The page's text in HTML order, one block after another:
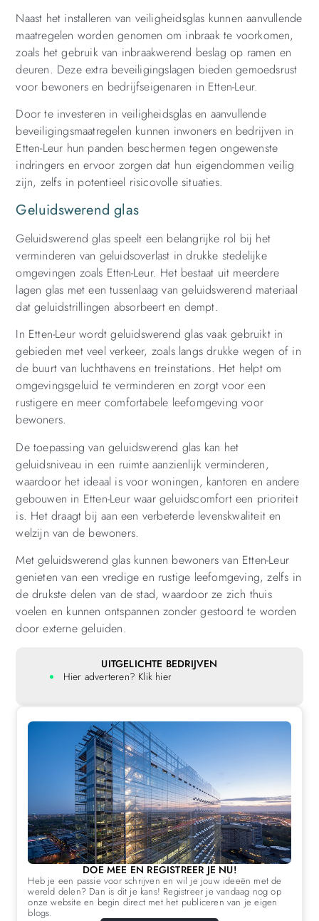
Naast het installeren van veiligheidsglas kunnen aanvullende
maatregelen worden genomen om inbraak te voorkomen,
zoals het gebruik van inbraakwerend beslag op ramen en
deuren. Deze extra beveiligingslagen bieden gemoedsrust
voor bewoners en bedrijfseigenaren in Etten-Leur.
Door te investeren in veiligheidsglas en aanvullende
beveiligingsmaatregelen kunnen inwoners en bedrijven in
Etten-Leur hun panden beschermen tegen ongewenste
indringers en ervoor zorgen dat hun eigendommen veilig
zijn, zelfs in potentieel risicovolle situaties.
Geluidswerend glas
Geluidswerend glas speelt een belangrijke rol bij het
verminderen van geluidsoverlast in drukke stedelijke
omgevingen zoals Etten-Leur. Het bestaat uit meerdere
lagen glas met een tussenlaag van geluidswerend materiaal
dat geluidstrillingen absorbeert en dempt.
In Etten-Leur wordt geluidswerend glas vaak gebruikt in
gebieden met veel verkeer, zoals langs drukke wegen of in
de buurt van luchthavens en treinstations. Het helpt om
omgevingsgeluid te verminderen en zorgt voor een
rustigere en meer comfortabele leefomgeving voor
bewoners.
De toepassing van geluidswerend glas kan het
geluidsniveau in een ruimte aanzienlijk verminderen,
waardoor het ideaal is voor woningen, kantoren en andere
gebouwen in Etten-Leur waar geluidscomfort een prioriteit
is. Het draagt bij aan een verbeterde levenskwaliteit en
welzijn van de bewoners.
Met geluidswerend glas kunnen bewoners van Etten-Leur
genieten van een vredige en rustige leefomgeving, zelfs in
de drukste delen van de stad, waardoor ze zich thuis
voelen en kunnen ontspannen zonder gestoord te worden
door externe geluiden.
UITGELICHTE BEDRIJVEN
Hier adverteren? Klik hier
DOE MEE EN REGISTREER JE NU!
Heb je een passie voor schrijven en wil je jouw ideeën met de
wereld delen? Dan is dit je kans! Registreer je vandaag nog op
onze website en begin direct met het publiceren van je eigen
blogs.